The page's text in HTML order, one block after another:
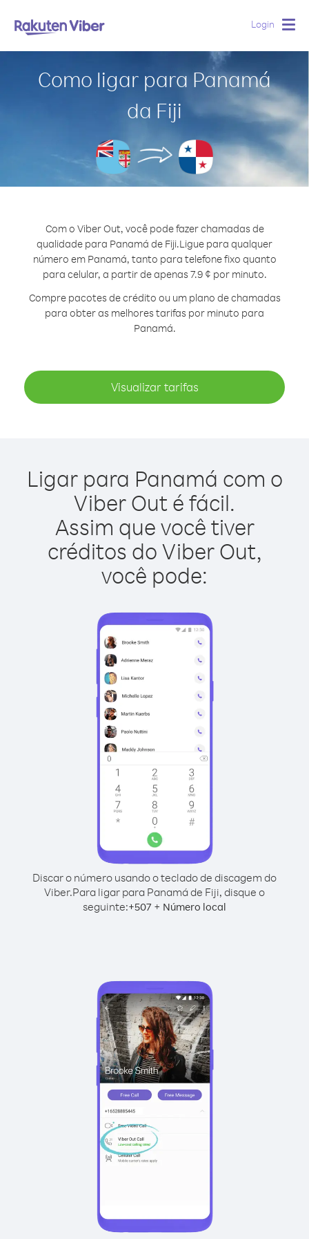
Login
Como ligar para Panamá
da Fiji
Com o Viber Out, você pode fazer chamadas de
qualidade para Panamá de Fiji.Ligue para qualquer
número em Panamá, tanto para telefone fixo quanto
para celular, a partir de apenas 7.9 ¢ por minuto.
Compre pacotes de crédito ou um plano de chamadas
para obter as melhores tarifas por minuto para
Panamá.
Visualizar tarifas
Ligar para Panamá com o
Viber Out é fácil.
Assim que você tiver
créditos do Viber Out,
você pode:
Discar o número usando o teclado de discagem do
Viber.Para ligar para Panamá de Fiji, disque o
seguinte:+507 + Número local